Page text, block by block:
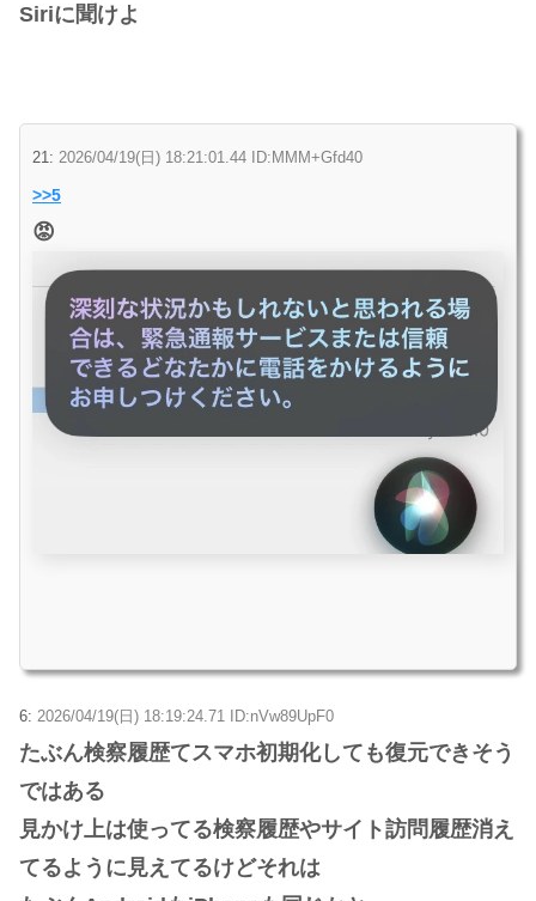
Siriに聞けよ
21: 2026/04/19(日) 18:21:01.44 ID:MMM+Gfd40
>>5
😡
6: 2026/04/19(日) 18:19:24.71 ID:nVw89UpF0
たぶん検察履歴てスマホ初期化しても復元できそう
ではある
見かけ上は使ってる検察履歴やサイト訪問履歴消え
てるように見えてるけどそれは